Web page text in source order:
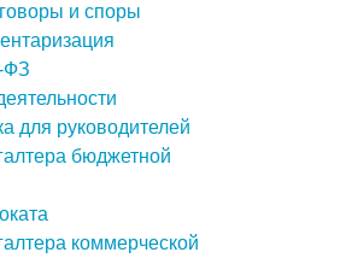
и споры
ФЗ
для руководителей
бюджетной
коммерческой